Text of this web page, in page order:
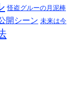
怪盗グルーの月泥棒
開シーン 未来は今